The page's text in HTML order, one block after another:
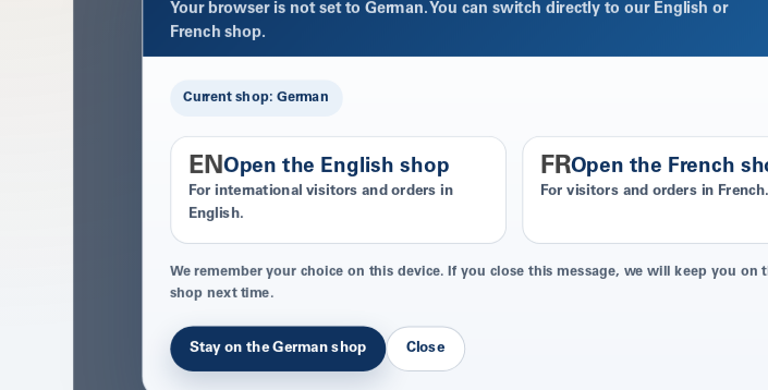
Your browser is not set to German. You can switch directly to our English or
French shop.
Current shop: German
ENOpen the English shop
For international visitors and orders in
English.
FROpen the French
For visitors and orders in French.
We remember your choice on this device. If you close this message, we will keep you on
shop next time.
Stay on the German shop Close